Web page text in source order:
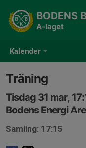
Kalender
BODENS
A-laget
Träning
Tisdag 31 mar,
Bodens Energi
Samling: 17:15